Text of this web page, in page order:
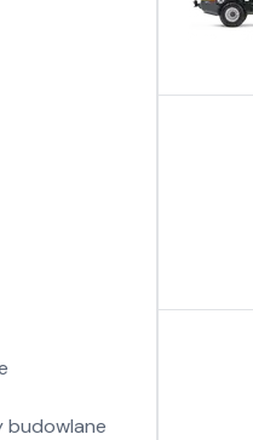
budowlane